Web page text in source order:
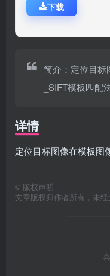
下载
简介：定位目标
_SIFT模板匹配
详情
定位目标图像在模板图
© 版权声明
文章版权归作者所有，未经